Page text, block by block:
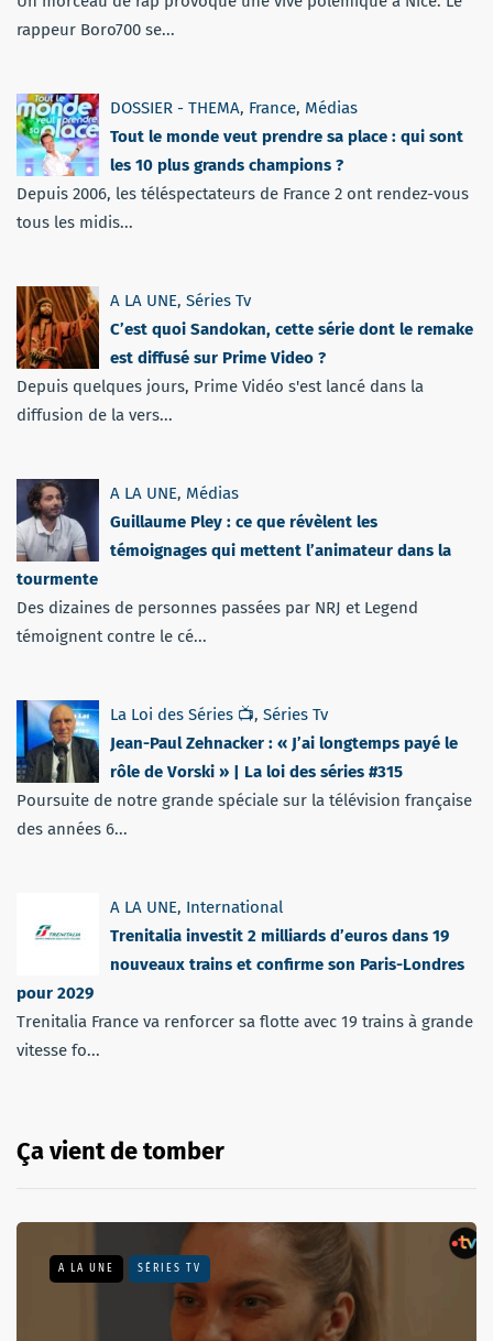
rappeur Boro700 se...
DOSSIER - THEMA, France, Médias
Tout le monde veut prendre sa place : qui sont
les 10 plus grands champions ?
Depuis 2006, les téléspectateurs de France 2 ont rendez-vous
tous les midis...
A LA UNE, Séries Tv
C’est quoi Sandokan, cette série dont le remake
est diffusé sur Prime Video ?
Depuis quelques jours, Prime Vidéo s'est lancé dans la
diffusion de la vers...
A LA UNE, Médias
Guillaume Pley : ce que révèlent les
témoignages qui mettent l’animateur dans la
tourmente
Des dizaines de personnes passées par NRJ et Legend
témoignent contre le cé...
La Loi des Séries 📺, Séries Tv
Jean-Paul Zehnacker : « J’ai longtemps payé le
rôle de Vorski » | La loi des séries #315
Poursuite de notre grande spéciale sur la télévision française
des années 6...
A LA UNE, International
Trenitalia investit 2 milliards d’euros dans 19
nouveaux trains et confirme son Paris-Londres
pour 2029
Trenitalia France va renforcer sa flotte avec 19 trains à grande
vitesse fo...
Ça vient de tomber
A LA UNE SÉRIES TV